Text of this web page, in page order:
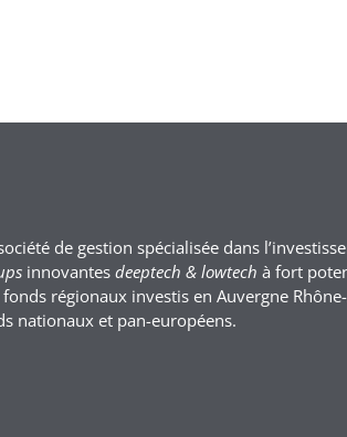
de gestion spécialisée dans
innovantesdeeptech & lowtech à fort
régionaux investis en Auvergne
nationaux et pan-européens.